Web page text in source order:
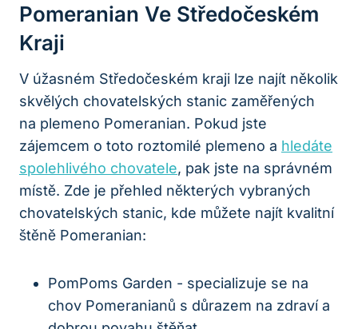
Pomeranian Ve Středočeském
Kraji
V úžasném Středočeském ​kraji lze ⁤najít ⁣několik
‍skvělých chovatelských‌ stanic zaměřených
na plemeno Pomeranian. Pokud jste⁤
zájemcem o ⁤toto roztomilé⁤ plemeno ‌a hledáte
spolehlivého ‍chovatele, pak jste na správném
místě. ⁤Zde je přehled některých vybraných
chovatelských stanic, kde‍ můžete​ najít⁤ kvalitní
štěně Pomeranian:
PomPoms Garden⁤ -⁤ specializuje ⁣se na
chov Pomeranianů s důrazem na zdraví‍ a